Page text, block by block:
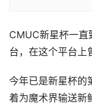
CMUC新星杯一直
台，在这个平台上
今年已是新星杯的
着为魔术界输送新